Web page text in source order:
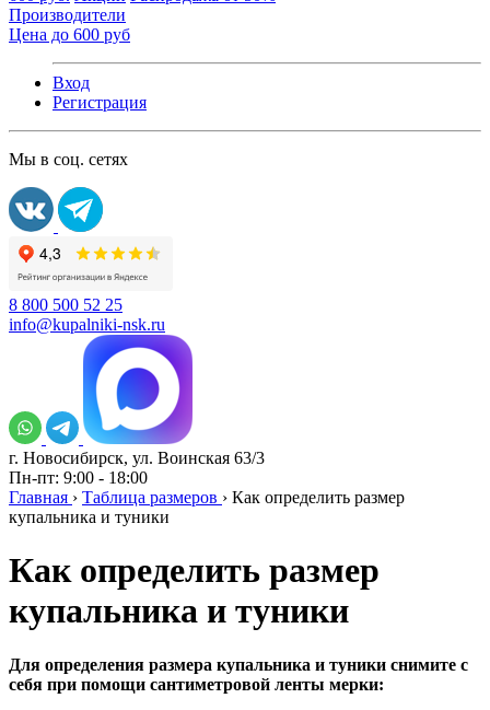
Производители
Цена до 600 руб
Вход
Регистрация
Мы в соц. сетях
8 800 500 52 25
info@kupalniki-nsk.ru
г. Новосибирск, ул. Воинская 63/3
Пн-пт: 9:00 - 18:00
Главная › Таблица размеров › Как определить размер
купальника и туники
Как определить размер
купальника и туники
Для определения размера купальника и туники снимите с
себя при помощи сантиметровой ленты мерки: